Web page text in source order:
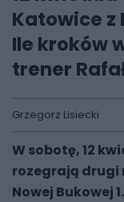
Katowice z
Ile kroków
trener
Grzegorz Lisiecki
W sobotę, 12
rozegrają drugi
Nowej Bukowej